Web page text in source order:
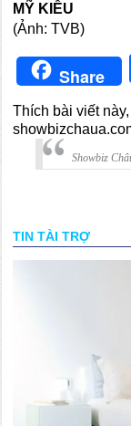
MỸ KIỀU
(Ảnh: TVB)
Share
Thích bài viết
Showbiz